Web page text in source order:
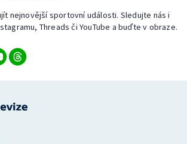
nejnovější sportovní události. Sledujte nás i
Threads či YouTube a buďte v obraze.